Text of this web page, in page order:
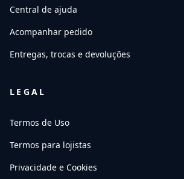
Central de ajuda
Acompanhar pedido
Entregas, trocas e devoluções
LEGAL
Termos de Uso
Termos para lojistas
Privacidade e Cookies